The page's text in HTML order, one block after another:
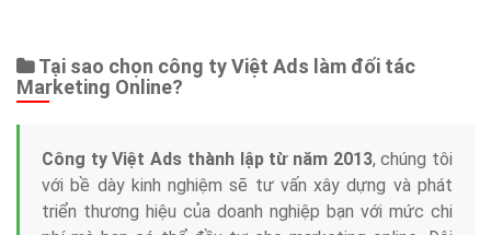
Tại sao chọn công ty Việt Ads làm đối tác
Marketing Online?
Công ty Việt Ads thành lập từ năm 2013, chúng tôi
với bề dày kinh nghiệm sẽ tư vấn xây dựng và phát
triển thương hiệu của doanh nghiệp bạn với mức chi